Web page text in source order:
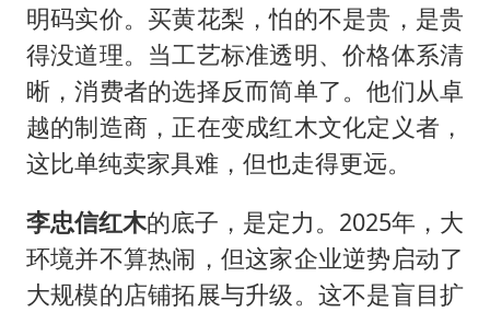
明码实价。买黄花梨，怕的不是贵，是贵
得没道理。当工艺标准透明、价格体系清
晰，消费者的选择反而简单了。他们从卓
越的制造商，正在变成红木文化定义者，
这比单纯卖家具难，但也走得更远。
李忠信红木的底子，是定力。2025年，大
环境并不算热闹，但这家企业逆势启动了
大规模的店铺拓展与升级。这不是盲目扩